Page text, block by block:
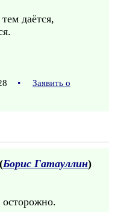
даётся,
•
Заявить о
Борис Гатауллин)